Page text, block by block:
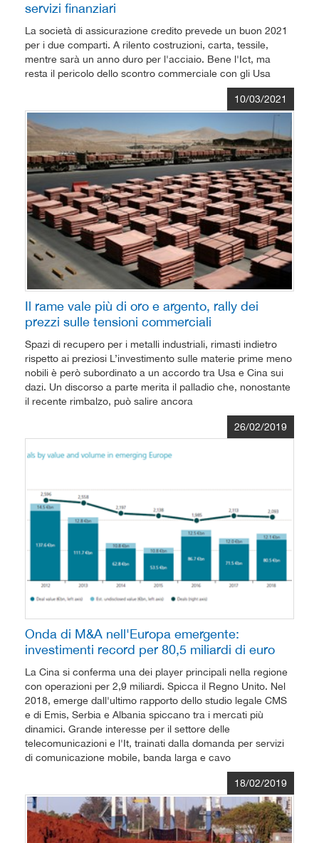
servizi finanziari
La società di assicurazione credito prevede un buon 2021
per i due comparti. A rilento costruzioni, carta, tessile,
mentre sarà un anno duro per l'acciaio. Bene l'Ict, ma
resta il pericolo dello scontro commerciale con gli Usa
10/03/2021
Il rame vale più di oro e argento, rally dei
prezzi sulle tensioni commerciali
Spazi di recupero per i metalli industriali, rimasti indietro
rispetto ai preziosi L’investimento sulle materie prime meno
nobili è però subordinato a un accordo tra Usa e Cina sui
dazi. Un discorso a parte merita il palladio che, nonostante
il recente rimbalzo, può salire ancora
26/02/2019
Onda di M&A nell'Europa emergente:
investimenti record per 80,5 miliardi di euro
La Cina si conferma una dei player principali nella regione
con operazioni per 2,9 miliardi. Spicca il Regno Unito. Nel
2018, emerge dall'ultimo rapporto dello studio legale CMS
e di Emis, Serbia e Albania spiccano tra i mercati più
dinamici. Grande interesse per il settore delle
telecomunicazioni e l'It, trainati dalla domanda per servizi
di comunicazione mobile, banda larga e cavo
18/02/2019